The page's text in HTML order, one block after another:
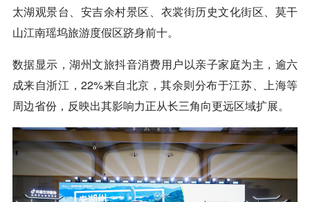
太湖观景台、安吉余村景区、衣裳街历史文化街区、莫干
山江南瑶坞旅游度假区跻身前十。
数据显示，湖州文旅抖音消费用户以亲子家庭为主，逾六
成来自浙江，22%来自北京，其余则分布于江苏、上海等
周边省份，反映出其影响力正从长三角向更远区域扩展。